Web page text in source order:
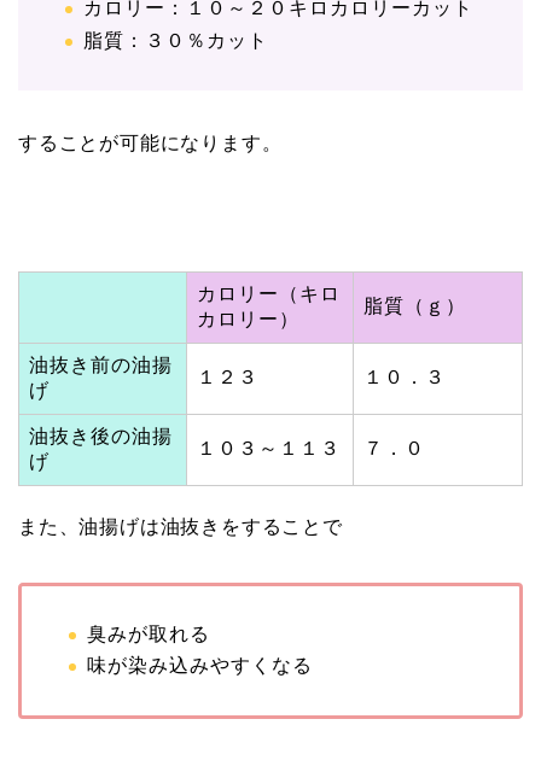
カロリー：１０～２０キロカロリーカット
脂質：３０％カット
することが可能になります。
カロリー（キロ
カロリー）
脂質（ｇ）
油抜き前の油揚
げ
１２３ １０．３
油抜き後の油揚
げ
１０３～１１３ ７．０
また、油揚げは油抜きをすることで
臭みが取れる
味が染み込みやすくなる